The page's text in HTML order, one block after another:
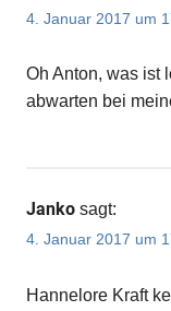
4. Januar 2017 um
Oh Anton, was ist
abwarten bei
Janko sagt:
4. Januar 2017 um
Hannelore Kraft